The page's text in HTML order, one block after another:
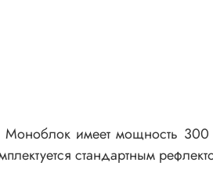
имеет мощность
стандартным